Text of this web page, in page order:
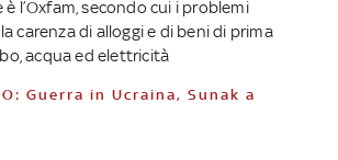
è l’Oxfam, secondo cui i problemi
carenza di alloggi e di beni di prima
acqua ed elettricità